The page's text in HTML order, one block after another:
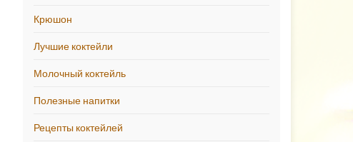
Крюшон
Лучшие коктейли
Молочный коктейль
Полезные напитки
Рецепты коктейлей